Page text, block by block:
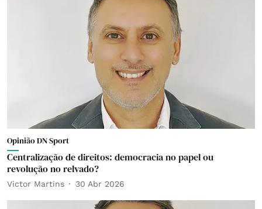
Opinião DN Sport
Centralização de direitos: democracia no papel ou
revolução no relvado?
Victor Martins 30 Abr 2026